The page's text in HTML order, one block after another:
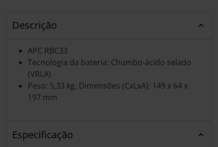
Descrição
APC RBC33
Tecnologia da bateria: Chumbo-ácido selado
(VRLA)
Peso: 5,33 kg, Dimensões (CxLxA): 149 x 64 x
197 mm
Especificação